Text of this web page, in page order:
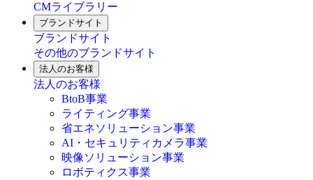
CMライブラリー
ブランドサイト
ブランドサイト
その他のブランドサイト
法人のお客様
法人のお客様
BtoB事業
ライティング事業
省エネソリューション事業
AI・セキュリティカメラ事業
映像ソリューション事業
ロボティクス事業